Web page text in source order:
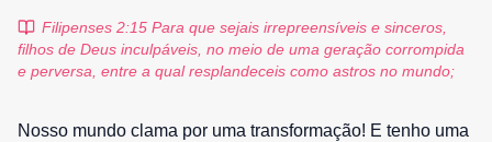
Filipenses 2:15 Para que sejais irrepreensíveis e sinceros,
filhos de Deus inculpáveis, no meio de uma geração corrompida
e perversa, entre a qual resplandeceis como astros no mundo;
Nosso mundo clama por uma transformação! E tenho uma